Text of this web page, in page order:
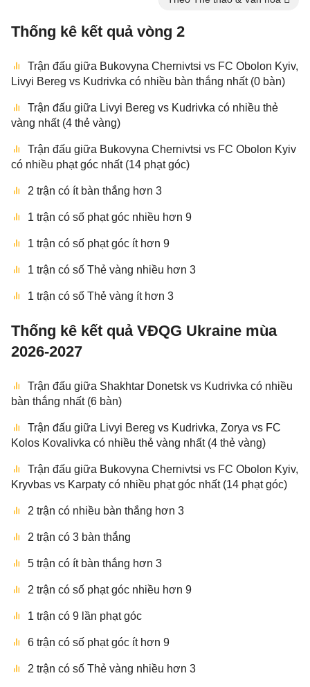
Thống kê kết quả vòng 2
Trận đấu giữa Bukovyna Chernivtsi vs FC Obolon Kyiv,
Livyi Bereg vs Kudrivka có nhiều bàn thắng nhất (0 bàn)
Trận đấu giữa Livyi Bereg vs Kudrivka có nhiều thẻ
vàng nhất (4 thẻ vàng)
Trận đấu giữa Bukovyna Chernivtsi vs FC Obolon Kyiv
có nhiều phạt góc nhất (14 phạt góc)
2 trận có ít bàn thắng hơn 3
1 trận có số phạt góc nhiều hơn 9
1 trận có số phạt góc ít hơn 9
1 trận có số Thẻ vàng nhiều hơn 3
1 trận có số Thẻ vàng ít hơn 3
Thống kê kết quả VĐQG Ukraine mùa
2026-2027
Trận đấu giữa Shakhtar Donetsk vs Kudrivka có nhiều
bàn thắng nhất (6 bàn)
Trận đấu giữa Livyi Bereg vs Kudrivka, Zorya vs FC
Kolos Kovalivka có nhiều thẻ vàng nhất (4 thẻ vàng)
Trận đấu giữa Bukovyna Chernivtsi vs FC Obolon Kyiv,
Kryvbas vs Karpaty có nhiều phạt góc nhất (14 phạt góc)
2 trận có nhiều bàn thắng hơn 3
2 trận có 3 bàn thắng
5 trận có ít bàn thắng hơn 3
2 trận có số phạt góc nhiều hơn 9
1 trận có 9 lần phạt góc
6 trận có số phạt góc ít hơn 9
2 trận có số Thẻ vàng nhiều hơn 3